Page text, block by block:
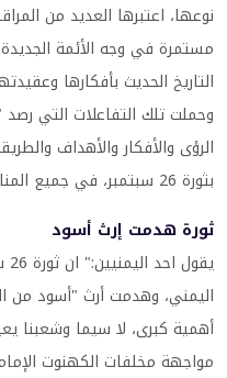
نوعها، اعتبرها العديد من
مستمرة في وجه الأئمة
التاريخ الحديث بأفكارها
وحملت تلك التفاعلات التي
الرؤى والأفكار والأهداف
بثورة 26 سبتمبر، في جميع المناطق اليمنية دون استثناء.
ثورة هدمت إرث أسود
اليمني، وهدمت أرث "أسود من
أهمية كبرى، لا سيما وشعبنا
مواجهة مخلفات الكهنوت